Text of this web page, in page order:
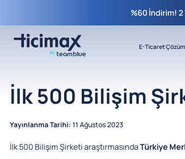
%60 İndirim! 2
E-Ticaret
İlk 500 Bilişim
Yayınlanma Tarihi: 11 Ağustos 2023
İlk 500 Bilişim Şirketi araştırmasındaTürkiye